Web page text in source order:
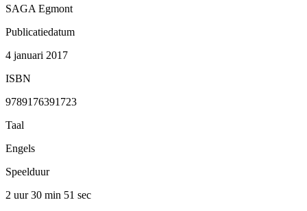
SAGA Egmont
Publicatiedatum
4 januari 2017
ISBN
9789176391723
Taal
Engels
Speelduur
2 uur 30 min 51 sec